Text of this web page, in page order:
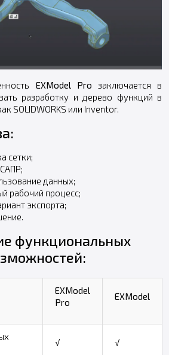
EXModel Pro заключается в
разработку и дерево функций в
SOLIDWORKS или Inventor.
сетки;
данных;
рабочий процесс;
экспорта;
функциональных
EXModel
Pro
EXModel
√ √